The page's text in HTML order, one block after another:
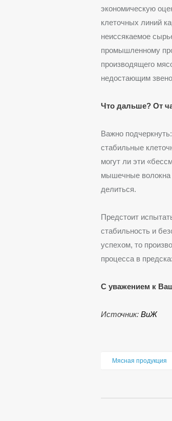
экономическую
клеточных линий
неиссякаемое
промышленному
производящего
недостающим
Что дальше? От
Важно
стабильные
могут ли эти
мышечные волокна
делиться.
Предстоит
стабильность и
успехом, то
процесса в
С уважением к
Источник: ВиЖ
Мясная продукция